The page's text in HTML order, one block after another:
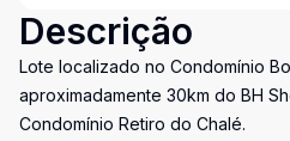
Descrição
Lote localizado no Condomínio
aproximadamente 30km do BH
Condomínio Retiro do Chalé.